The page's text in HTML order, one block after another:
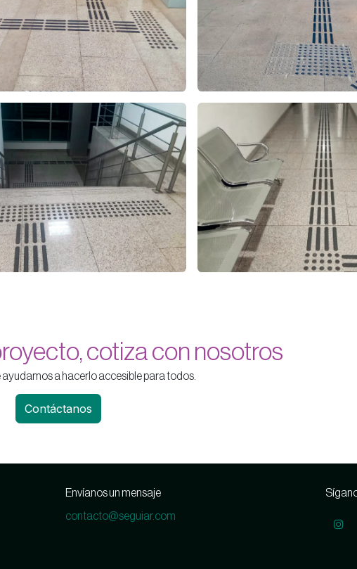
cotiza con nosotros
a hacerlo accesible para todos.
Contáctanos
Envíanos un mensaje
contacto@seguiar.com